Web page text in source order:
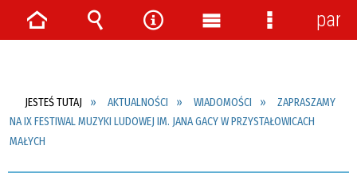
JESTEŚ TUTAJ AKTUALNOŚCI WIADOMOŚCI
ZAPRASZAMY
NA IX FESTIWAL MUZYKI LUDOWEJ IM. JANA GACY W PRZYSTAŁOWICACH
MAŁYCH
Strona Wyszukiwarka
NarzędziaMenu
Menu
panel